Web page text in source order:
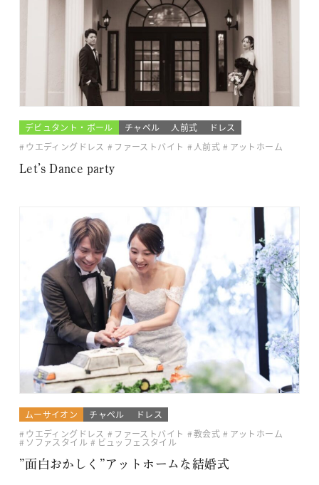
デビュタント・ボール チャペル 人前式
ドレス
ウエディングドレス
ファーストバイト 人前式
アットホーム
Let’s Dance party
ムーサイオン チャペル
ドレス
ウエディングドレス
ファーストバイト 教会式 アットホーム
ソファスタイル
ビュッフェスタイル
”面白おかしく”アットホームな結婚式